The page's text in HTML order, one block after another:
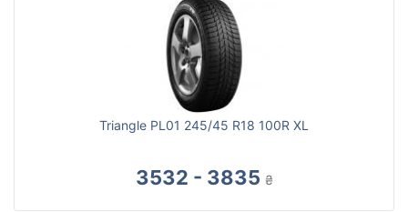
Triangle PL01 245/45 R18 100R XL
3532 - 3835 ₴